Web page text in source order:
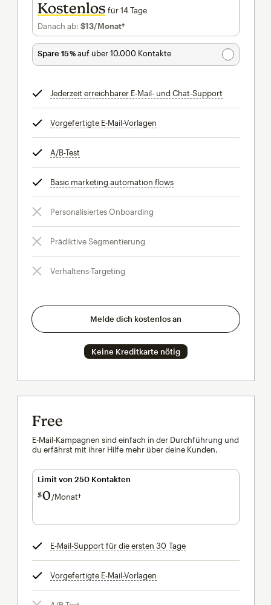
Kostenlos für 14 Tage
Danach ab: $13/Monat†pro Monat†
Spare 15 %auf über 10.000 Kontakte
Jederzeit erreichbarer E-Mail- und Chat-Support
Vorgefertigte E-Mail-Vorlagen
A/B-Test
Basic marketing automation flowstooltip
Personalisiertes Onboarding
Prädiktive Segmentierung
Verhaltens-Targeting
Melde dich kostenlos an
Keine Kreditkarte nötig
Free
E-Mail-Kampagnen sind einfach in der Durchführung und
du erfährst mit ihrer Hilfe mehr über deine Kunden.
Limit von 250 Kontakten
$0 /Monat†pro Monat†
E-Mail-Support für die ersten 30 Tagetooltip
Vorgefertigte E-Mail-Vorlagen